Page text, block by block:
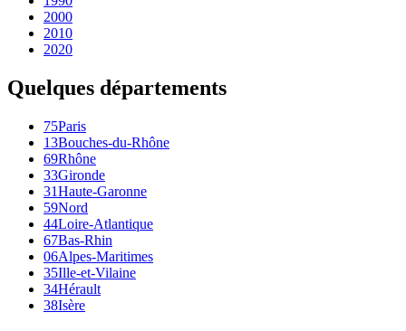
2000
2010
2020
Quelques départements
75Paris
13Bouches-du-Rhône
69Rhône
33Gironde
31Haute-Garonne
59Nord
44Loire-Atlantique
67Bas-Rhin
06Alpes-Maritimes
35Ille-et-Vilaine
34Hérault
38Isère